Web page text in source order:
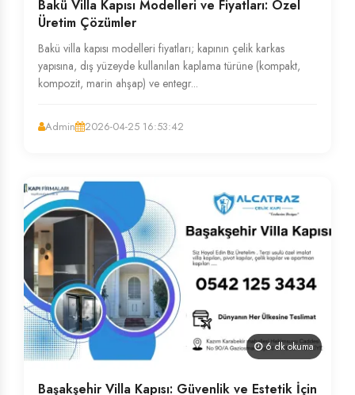
Bakü Villa Kapısı Modelleri ve Fiyatları: Özel
Üretim Çözümler
Bakü villa kapısı modelleri fiyatları; kapının çelik karkas
yapısına, dış yüzeyde kullanılan kaplama türüne (kompakt,
kompozit, marin ahşap) ve entegr...
Admin 2026-04-25 16:53:42
6 dk okuma
Başakşehir Villa Kapısı: Güvenlik ve Estetik İçin